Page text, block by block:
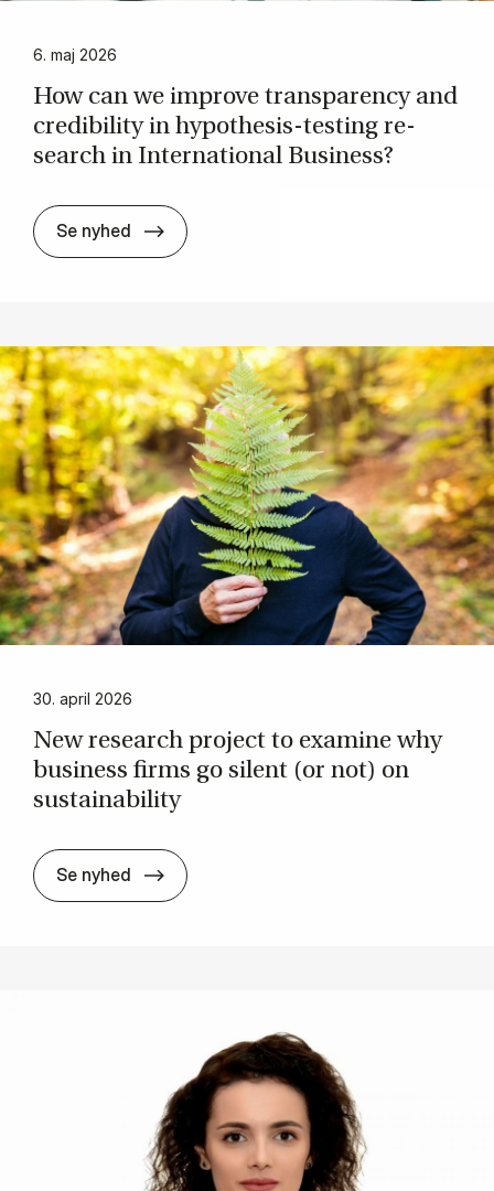
6. maj 2026
How can we im­prove trans­pa­ren­cy and
cre­di­bi­li­ty in hy­po­t­he­sis-testing re­
search in In­ter­na­tio­nal Bu­si­ness?
Se nyhed How can we im­prove trans­pa­ren­cy
30. april 2026
New re­search pro­ject to exa­mi­ne why
bu­si­ness firms go si­lent (or not) on
sustai­na­bi­li­ty
Se nyhed New re­search pro­ject to exa­mi­ne why